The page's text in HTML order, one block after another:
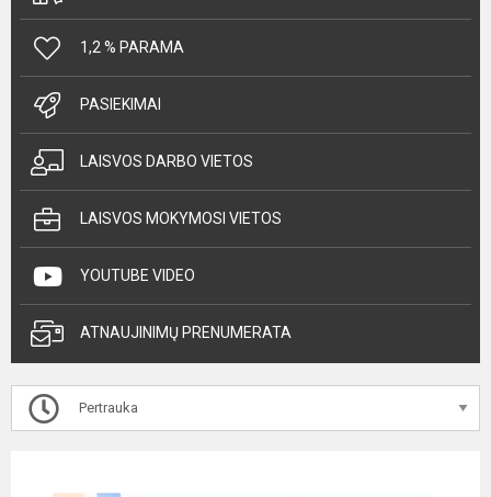
1,2 % PARAMA
PASIEKIMAI
LAISVOS DARBO VIETOS
LAISVOS MOKYMOSI VIETOS
YOUTUBE VIDEO
ATNAUJINIMŲ PRENUMERATA
Pertrauka